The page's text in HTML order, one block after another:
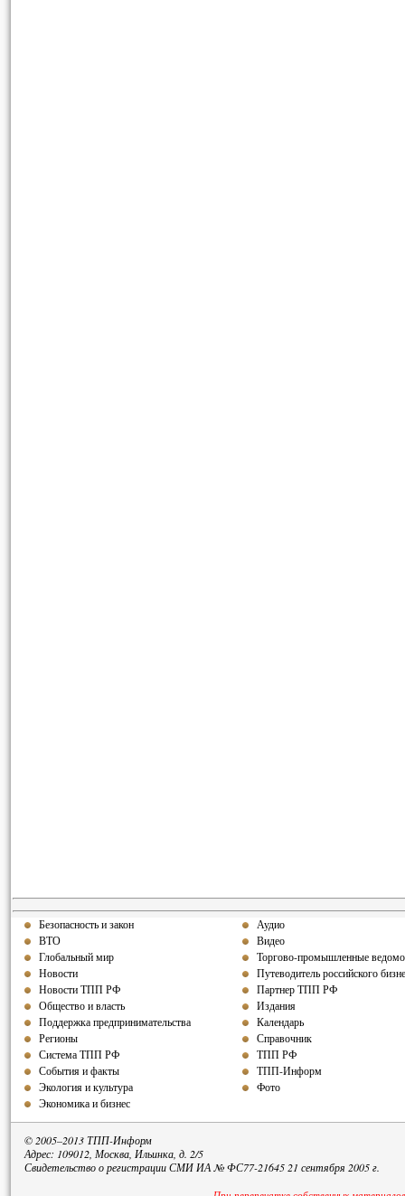
Безопасность и закон
ВТО
Глобальный мир
Новости
Новости ТПП РФ
Общество и власть
Поддержка предпринимательства
Регионы
Система ТПП РФ
События и факты
Экология и культура
Экономика и бизнес
Аудио
Видео
Торгово-промышленные
Путеводитель российского
Партнер ТППРФ
Издания
Календарь
Справочник
ТПП РФ
ТПП-Информ
Фото
© 2005–2013 ТПП-Информ
Адрес: 109012, Москва, Ильинка, д. 2/5
Свидетельство о регистрации СМИ ИА № ФС77-21645 21 сентября 2005 г.